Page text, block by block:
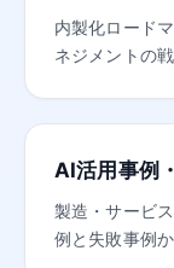
内製化ロード
ネジメントの戦
AI活用事例
製造・サービ
例と失敗事例